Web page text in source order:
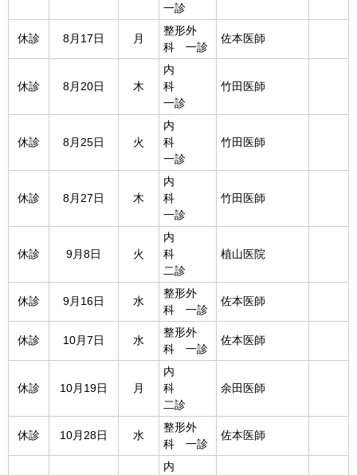
一診
休診 8月17日 月
整形外
科 一診
佐本医師
休診 8月20日 木
内
科
一診
竹田医師
休診 8月25日 火
内
科
一診
竹田医師
休診 8月27日 木
内
科
一診
竹田医師
休診 9月8日 火
内
科
二診
植山医院
休診 9月16日 水
整形外
科 一診
佐本医師
休診 10月7日 水
整形外
科 一診
佐本医師
休診 10月19日 月
内
科
二診
余田医師
休診 10月28日 水
整形外
科 一診
佐本医師
内